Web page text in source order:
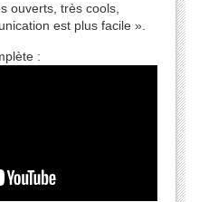
ouverts, très cools,
est plus facile ».
: